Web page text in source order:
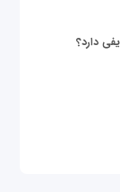
دارد؟